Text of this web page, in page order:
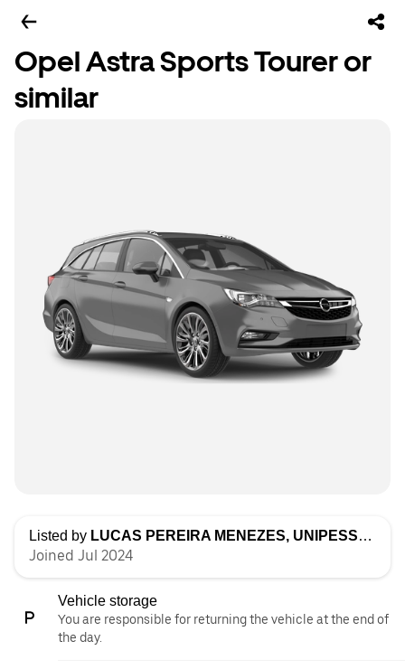
Opel Astra Sports Tourer or
similar
Listed by LUCAS PEREIRA MENEZES, UNIPESSOAL LDA
Joined Jul 2024
Vehicle storage
You are responsible for returning the vehicle at the end of
the day.